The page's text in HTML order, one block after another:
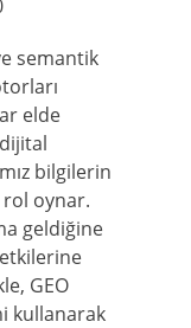
semantik
elde
bilgilerin
oynar.
geldiğine
GEO
kullanarak